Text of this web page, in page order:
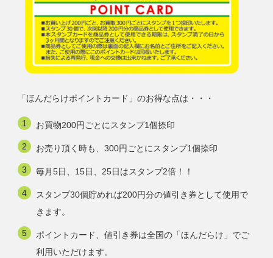
「ほんだらけポイントカード」のお得な点は・・・
お買物200円ごとにスタンプ1個捺印
お売り頂く時も、300円ごとにスタンプ1個捺印
毎月5日、15日、25日はスタンプ2倍！！
スタンプ30個貯めれば200円分の値引き券として使用で
きます。
ポイントカード、値引き券は全国の「ほんだらけ」でご
利用いただけます。